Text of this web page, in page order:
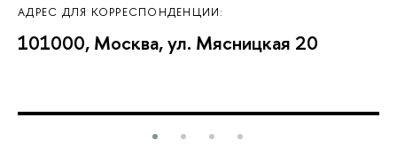
АДРЕС ДЛЯ КОРРЕСПОНДЕНЦИИ:
101000, Москва, ул. Мясницкая 20